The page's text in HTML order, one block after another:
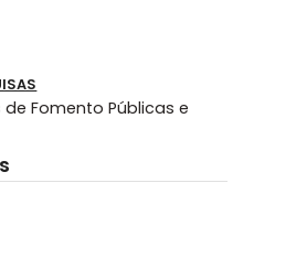
de Fomento Públicas e